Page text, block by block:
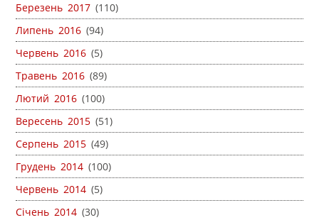
Березень 2017 (110)
Липень 2016 (94)
Червень 2016 (5)
Травень 2016 (89)
Лютий 2016 (100)
Вересень 2015 (51)
Серпень 2015 (49)
Грудень 2014 (100)
Червень 2014 (5)
Січень 2014 (30)